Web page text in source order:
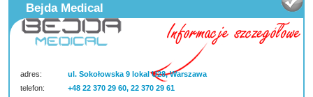
Bejda Medical
adres:
ul. Sokołowska 9 lokal U28, Warszawa
telefon:
+48 22 370 29 60, 22 370 29 61